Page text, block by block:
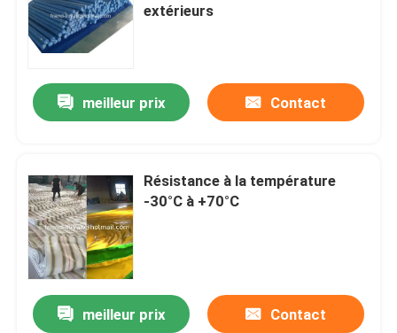
extérieurs
meilleur prix Contact
Résistance à la température
-30°C à +70°C
meilleur prix Contact